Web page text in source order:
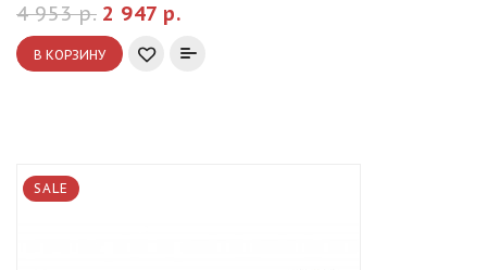
2 947 р.
4 953 р.
В КОРЗИНУ
SALE